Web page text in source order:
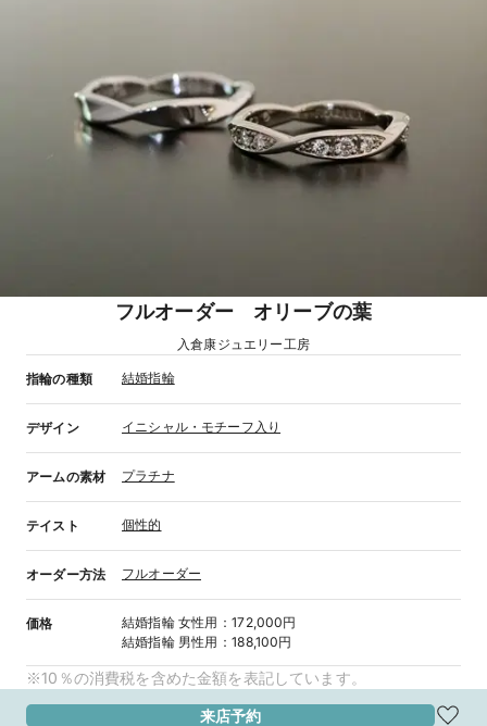
フルオーダー オリーブの葉
入倉康ジュエリー工房
指輪の種類 結婚指輪
デザイン イニシャル・モチーフ入り
アームの素材 プラチナ
テイスト 個性的
オーダー方法 フルオーダー
価格 結婚指輪 女性用 ：172,000円
結婚指輪 男性用 ：188,100円
※10％の消費税を含めた金額を表記しています。
来店予約